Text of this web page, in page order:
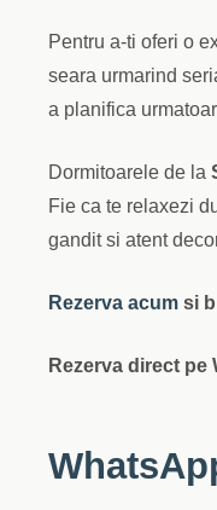
Pentru a-ti oferi o
seara urmarind
a planifica
Dormitoarele de la
Fie ca te relaxezi
gandit si atent
Rezerva acum si
Rezerva direct pe